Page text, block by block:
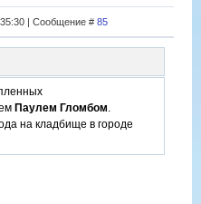
| Сообщение # 85
Паулем Гломбом.
на кладбище в городе